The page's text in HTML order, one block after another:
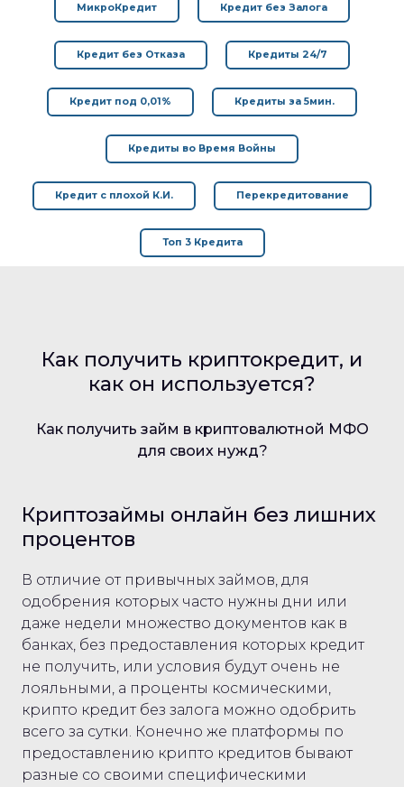
МикроКредит Кредит без Залога
Кредит без Отказа Кредиты 24/7
Кредит под 0,01% Кредиты за 5мин.
Кредиты во Время Войны
Кредит с плохой К.И. Перекредитование
Топ 3 Кредита
Как получить криптокредит, и
как он используется?
Как получить займ в криптовалютной МФО
для своих нужд?
Криптозаймы онлайн без лишних
процентов
В отличие от привычных займов, для
одобрения которых часто нужны дни или
даже недели множество документов как в
банках, без предоставления которых кредит
не получить, или условия будут очень не
лояльными, а проценты космическими,
крипто кредит без залога можно одобрить
всего за сутки. Конечно же платформы по
предоставлению крипто кредитов бывают
разные со своими специфическими